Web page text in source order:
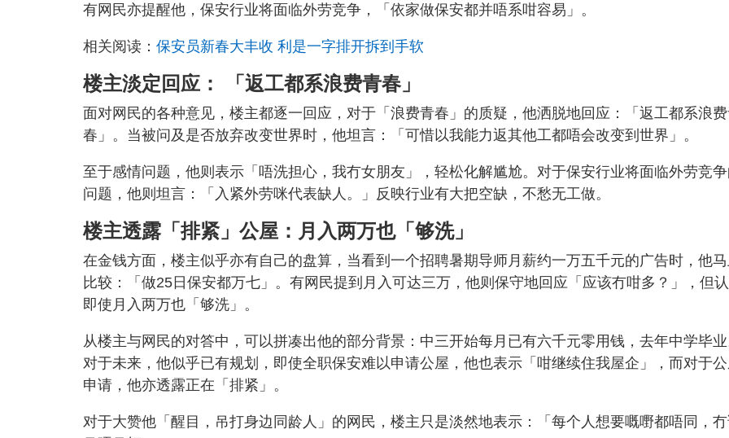
有网民亦提醒他，保安行业将面临外劳竞争，「依家做保安都并唔系咁容易」。
相关阅读： 保安员新春大丰收 利是一字排开拆到手软
楼主淡定回应： 「返工都系浪费青春」
面对网民的各种意见，楼主都逐一回应，对于「浪费青春」的质疑，他洒脱地回应：「返工都系浪
春」。当被问及是否放弃改变世界时，他坦言：「可惜以我能力返其他工都唔会改变到世界」。
至于感情问题，他则表示「唔洗担心，我冇女朋友」，轻松化解尴尬。对于保安行业将面临外劳竞
问题，他则坦言：「入紧外劳咪代表缺人。」反映行业有大把空缺，不愁无工做。
楼主透露「排紧」公屋：月入两万也「够洗」
在金钱方面，楼主似乎亦有自己的盘算，当看到一个招聘暑期导师月薪约一万五千元的广告时，他
比较：「做25日保安都万七」。有网民提到月入可达三万，他则保守地回应「应该冇咁多？」，但
即使月入两万也「够洗」。
从楼主与网民的对答中，可以拼凑出他的部分背景：中三开始每月已有六千元零用钱，去年中学毕
对于未来，他似乎已有规划，即使全职保安难以申请公屋，他也表示「咁继续住我屋企」，而对于
申请，他亦透露正在「排紧」。
对于大赞他「醒目，吊打身边同龄人」的网民，楼主只是淡然地表示：「每个人想要嘅嘢都唔同，